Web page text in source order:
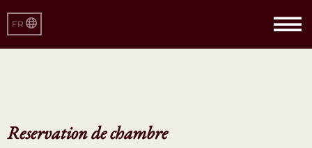
FR
Reservation de chambre